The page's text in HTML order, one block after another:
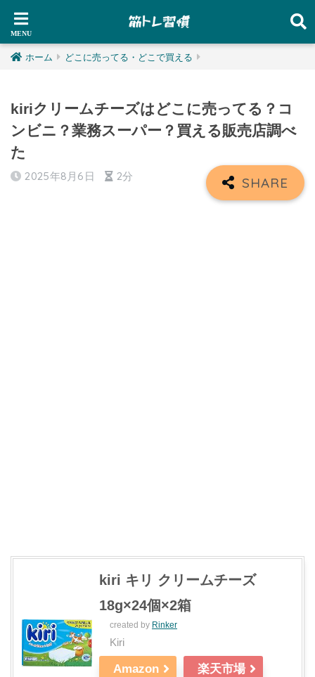
ホーム どこに売ってる・どこで買える
kiriクリームチーズはどこに売ってる？コ
ンビニ？業務スーパー？買える販売店調べ
た
2025年8月6日 2分
kiri キリ クリームチーズ
18g×24個×2箱
created by Rinker
Kiri
Amazon 楽天市場